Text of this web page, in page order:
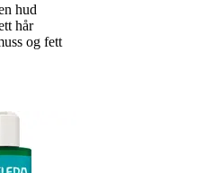
hud
hår
og fett